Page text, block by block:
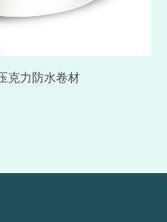
克力防水卷材